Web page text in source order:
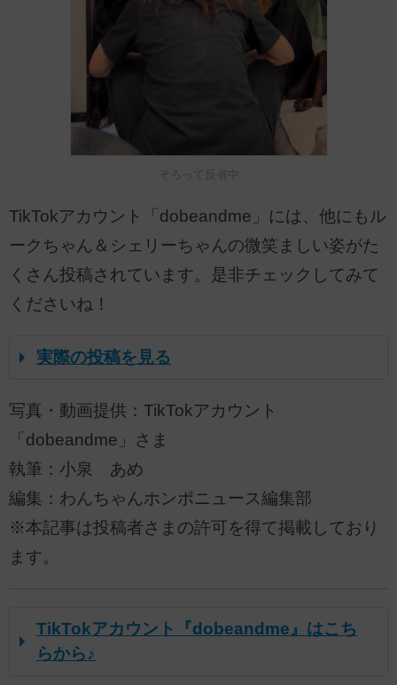
そろって反省中
TikTokアカウント「dobeandme」には、他にもル
ークちゃん＆シェリーちゃんの微笑ましい姿がた
くさん投稿されています。是非チェックしてみて
くださいね！
実際の投稿を見る
写真・動画提供：TikTokアカウント
「dobeandme」さま
執筆：小泉 あめ
編集：わんちゃんホンポニュース編集部
※本記事は投稿者さまの許可を得て掲載しており
ます。
TikTokアカウント『dobeandme』はこち
らから♪